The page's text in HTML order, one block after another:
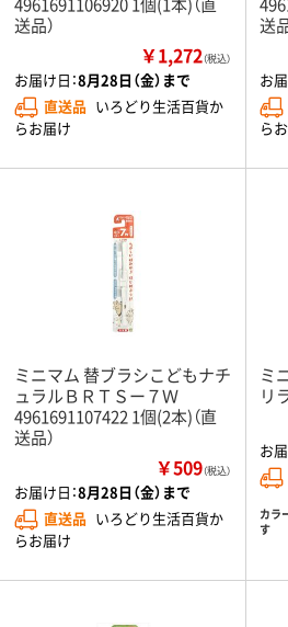
送品）
￥1,272（税込）
お届け日：8月28日（金）まで
直送品 いろどり生活百貨か
らお届け
送
お
ら
ミニマム 替ブラシこどもナチ
ュラルＢＲＴＳー７Ｗ
4961691107422 1個(2本)（直
送品）
￥509（税込）
お届け日：8月28日（金）まで
直送品 いろどり生活百貨か
らお届け
ミ
リ
お
カラ
す